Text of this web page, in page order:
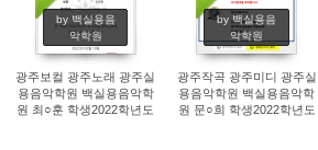
by 백실용음
악학원
322
광주보컬 광주노래 광주실
용음악학원 백실용음악학
원 최○훈 학생2022학년도
by 백실용음
악학원
247
광주작곡 광주미디 광주실
용음악학원 백실용음악학
원 문○희 학생2022학년도